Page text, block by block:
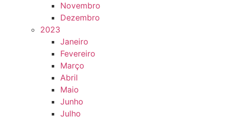
Novembro
Dezembro
2023
Janeiro
Fevereiro
Março
Abril
Maio
Junho
Julho